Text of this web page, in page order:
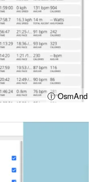
ⓘ OsmAnd